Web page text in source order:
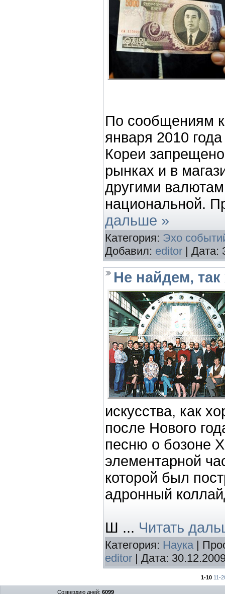
По сообщениям
января 2010
Кореи
рынках и в
другими
национальной.
дальше »
Категория: Эхо
Добавил: editor | Дата:
Не найдем,
искусства, как
после Нового
песню о бозоне
элементарной
которой был
адронный
Ш ... Читать
Категория: Наука |
editor | Дата:
1-10 11-
Созвездию дней: 6099